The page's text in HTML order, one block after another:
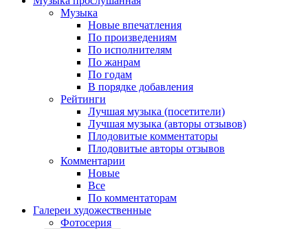
Музыка
Новые впечатления
По произведениям
По исполнителям
По жанрам
По годам
В порядке добавления
Рейтинги
Лучшая музыка (посетители)
Лучшая музыка (авторы отзывов)
Плодовитые комментаторы
Плодовитые авторы отзывов
Комментарии
Новые
Все
По комментаторам
Галереи художественные
Фотосерия